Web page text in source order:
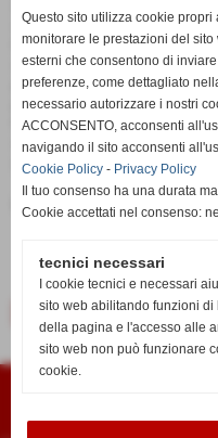
(anch'essa tre volte).
Praga grazie alla vittoria
eccellono con ben 4
palo il Blackbrun con 8
perlopiù difensori e
Panapigiaikos e dal loro
specialità della casa
giovani con ben 4
inserisci un nuovo
<< precedente
Questo sito utilizza cookie
monitorare le prestazioni del
esterni che consentono di
preferenze, come dettagliato
necessario autorizzare i nostri
ACCONSENTO, acconsenti
navigando il sito acconsenti
Cookie Policy - Privacy Policy
Il tuo consenso ha una durata
Cookie accettati nel consenso:
tecnici necessari
I cookie tecnici e necessari
sito web abilitando funzioni
della pagina e l'accesso alle
sito web non può funzionare
cookie.